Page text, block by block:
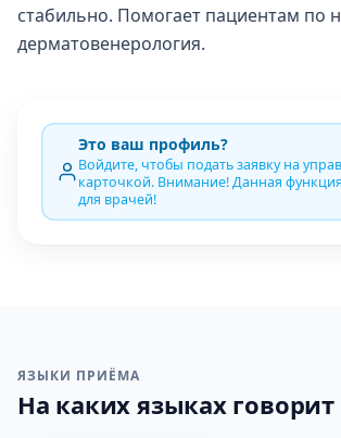
стабильно. Помогает пациентам по
дерматовенерология.
Это ваш профиль?
Войдите, чтобы подать заявку на
карточкой. Внимание! Данная
для врачей!
ЯЗЫКИ ПРИЁМА
На каких языках говорит